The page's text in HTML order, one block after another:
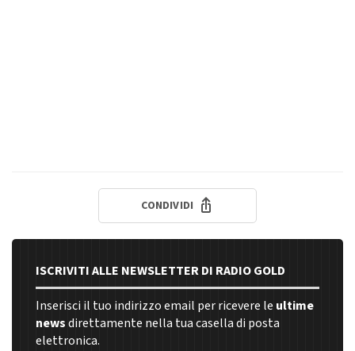
CONDIVIDI
ISCRIVITI ALLE NEWSLETTER DI RADIO GOLD
Inserisci il tuo indirizzo email per ricevere le ultime
newsdirettamente nella tua casella di posta
elettronica.